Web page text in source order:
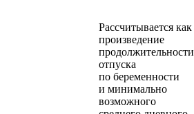
Рассчитывается как
произведение
продолжительности
отпуска
по беременности
и минимально
возможного